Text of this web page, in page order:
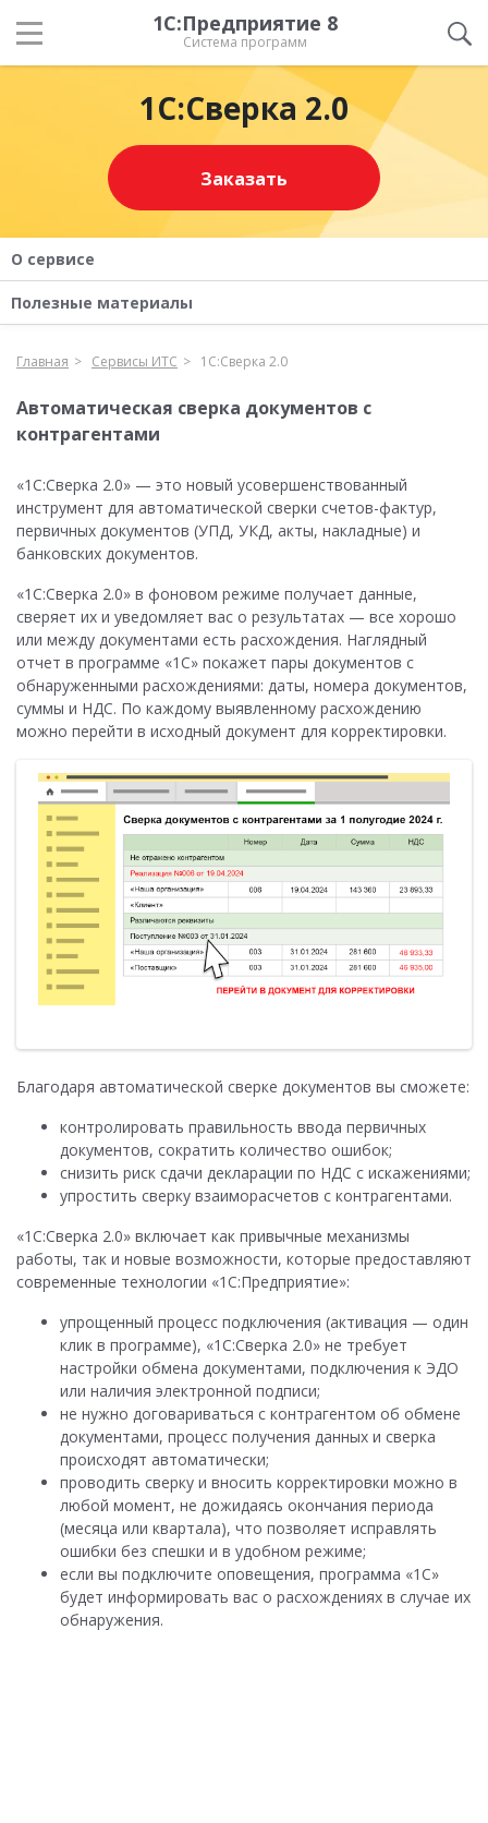
1С:Предприятие 8
Система программ
1С:Сверка 2.0
Заказать
О сервисе
Полезные материалы
Главная Сервисы ИТС 1С:Сверка 2.0
Автоматическая сверка документов с
контрагентами
«1С:Сверка 2.0» — это новый усовершенствованный
инструмент для автоматической сверки счетов-фактур,
первичных документов (УПД, УКД, акты, накладные) и
банковских документов.
«1С:Сверка 2.0» в фоновом режиме получает данные,
сверяет их и уведомляет вас о результатах — все хорошо
или между документами есть расхождения. Наглядный
отчет в программе «1С» покажет пары документов с
обнаруженными расхождениями: даты, номера документов,
суммы и НДС. По каждому выявленному расхождению
можно перейти в исходный документ для корректировки.
Благодаря автоматической сверке документов вы сможете:
контролировать правильность ввода первичных
документов, сократить количество ошибок;
снизить риск сдачи декларации по НДС с искажениями;
упростить сверку взаиморасчетов с контрагентами.
«1С:Сверка 2.0» включает как привычные механизмы
работы, так и новые возможности, которые предоставляют
современные технологии «1С:Предприятие»:
упрощенный процесс подключения (активация — один
клик в программе), «1С:Сверка 2.0» не требует
настройки обмена документами, подключения к ЭДО
или наличия электронной подписи;
не нужно договариваться с контрагентом об обмене
документами, процесс получения данных и сверка
происходят автоматически;
проводить сверку и вносить корректировки можно в
любой момент, не дожидаясь окончания периода
(месяца или квартала), что позволяет исправлять
ошибки без спешки и в удобном режиме;
если вы подключите оповещения, программа «1С»
будет информировать вас о расхождениях в случае их
обнаружения.